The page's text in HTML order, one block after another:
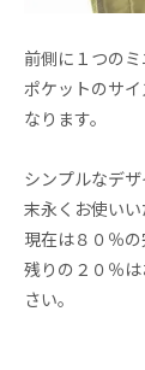
前側に１つのミ
ポケットのサ
なります。
シンプルなデ
末永くお使いい
現在は８０％の
残りの２０％
さい。